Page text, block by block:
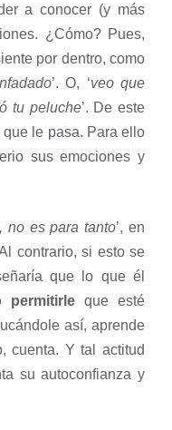
a conocer (y más
¿Cómo? Pues,
por dentro, como
’. O, ‘veo que
tu peluche’. De este
le pasa. Para ello
sus emociones y
no es para tanto’, en
contrario, si esto se
que lo que él
permitirle que esté
así, aprende
cuenta. Y tal actitud
su autoconfianza y